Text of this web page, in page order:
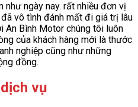
ngày nay. rất nhiều đơn vị
vô tình đánh mất đi giá trị lâu
An Bình Motor chúng tôi luôn
của khách hàng mới là thước
nghiệp cũng như những
đồng.
vụ